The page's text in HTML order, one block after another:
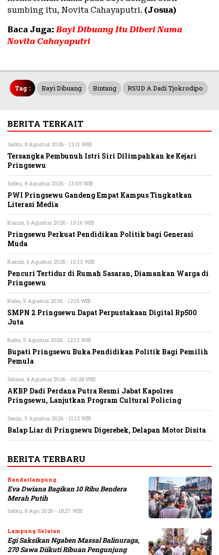
sumbing itu, Novita Cahayaputri. (Josua)
Baca Juga:Bayi Dibuang Itu Diberi Nama
Novita Cahayaputri
Tag : Bayi Dibuang Bintang RSUD A Dadi Tjokrodipo
BERITA TERKAIT
Sabtu, 8 Agustus 2026 - 13:11 WIB
Tersangka Pembunuh Istri Siri Dilimpahkan ke Kejari
Pringsewu
Sabtu, 8 Agustus 2026 - 13:08 WIB
PWI Pringsewu Gandeng Empat Kampus Tingkatkan
Literasi Media
Kamis, 6 Agustus 2026 - 15:16 WIB
Pringsewu Perkuat Pendidikan Politik bagi Generasi
Muda
Kamis, 6 Agustus 2026 - 15:13 WIB
Pencuri Tertidur di Rumah Sasaran, Diamankan Warga di
Pringsewu
Rabu, 5 Agustus 2026 - 12:16 WIB
SMPN 2 Pringsewu Dapat Perpustakaan Digital Rp500
Juta
Rabu, 5 Agustus 2026 - 12:13 WIB
Bupati Pringsewu Buka Pendidikan Politik Bagi Pemilih
Pemula
Selasa, 4 Agustus 2026 - 00:28 WIB
AKBP Dadi Perdana Putra Resmi Jabat Kapolres
Pringsewu, Lanjutkan Program Cultural Policing
Senin, 3 Agustus 2026 - 11:12 WIB
Balap Liar di Pringsewu Digerebek, Delapan Motor Disita
BERITA TERBARU
Bandarlampung
Eva Dwiana Bagikan 10 Ribu Bendera
Merah Putih
Sabtu, 8 Agu 2026 - 18:27 WIB
Lampung Selatan
Egi Saksikan Ngaben Massal Balinuraga,
270 Sawa Diikuti Ribuan Pengunjung